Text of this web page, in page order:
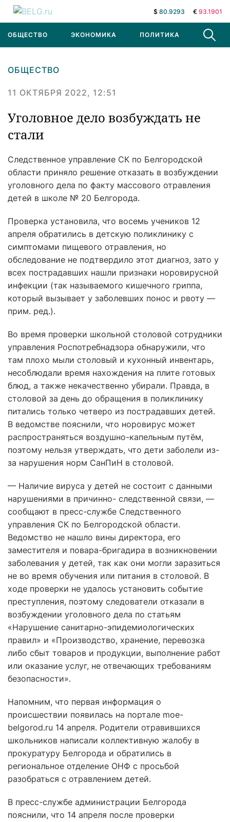
$ 80.9293 € 93.1901
ОБЩЕСТВО ЭКОНОМИКА ПОЛИТИКА В МИРЕ
ОБЩЕСТВО
11 ОКТЯБРЯ 2022, 12:51
Уголовное дело возбуждать не
стали
Следственное управление СК по Белгородской
области приняло решение отказать в возбуждении
уголовного дела по факту массового отравления
детей в школе № 20 Белгорода.
Проверка установила, что восемь учеников 12
апреля обратились в детскую поликлинику с
симптомами пищевого отравления, но
обследование не подтвердило этот диагноз, зато у
всех пострадавших нашли признаки норовирусной
инфекции (так называемого кишечного гриппа,
который вызывает у заболевших понос и рвоту —
прим. ред.).
Во время проверки школьной столовой сотрудники
управления Роспотребнадзора обнаружили, что
там плохо мыли столовый и кухонный инвентарь,
несоблюдали время нахождения на плите готовых
блюд, а также некачественно убирали. Правда, в
столовой за день до обращения в поликлинику
питались только четверо из пострадавших детей.
В ведомстве пояснили, что норовирус может
распространяться воздушно-капельным путём,
поэтому нельзя утверждать, что дети заболели из-
за нарушения норм СанПиН в столовой.
— Наличие вируса у детей не состоит с данными
нарушениями в причинно- следственной связи, —
сообщают в пресс-службе Следственного
управления СК по Белгородской области.
Ведомство не нашло вины директора, его
заместителя и повара-бригадира в возникновении
заболевания у детей, так как они могли заразиться
не во время обучения или питания в столовой. В
ходе проверки не удалось установить событие
преступления, поэтому следователи отказали в
возбуждении уголовного дела по статьям
«Нарушение санитарно-эпидемиологических
правил» и «Производство, хранение, перевозка
либо сбыт товаров и продукции, выполнение работ
или оказание услуг, не отвечающих требованиям
безопасности».
Напомним, что первая информация о
происшествии появилась на портале moe-
belgorod.ru 14 апреля. Родители отравившихся
школьников написали коллективную жалобу в
прокуратуру Белгорода и обратились в
региональное отделение ОНФ с просьбой
разобраться с отравлением детей.
В пресс-службе администрации Белгорода
пояснили, что 14 апреля после проверки